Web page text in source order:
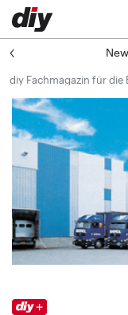
diy Fachmagazin für